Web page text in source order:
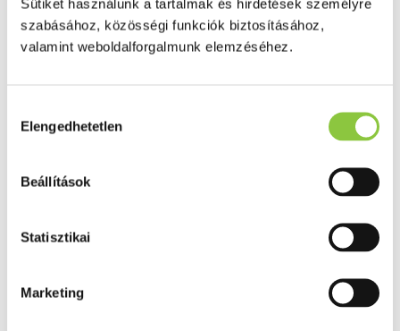
Sütiket használunk a tartalmak és hirdetések személyre
szabásához, közösségi funkciók biztosításához,
valamint weboldalforgalmunk elemzéséhez.
kiválasztása
Elengedhetetlen
Beállítások
Statisztikai
Marketing
Érzékszervek
Szem
Orr
Klimax